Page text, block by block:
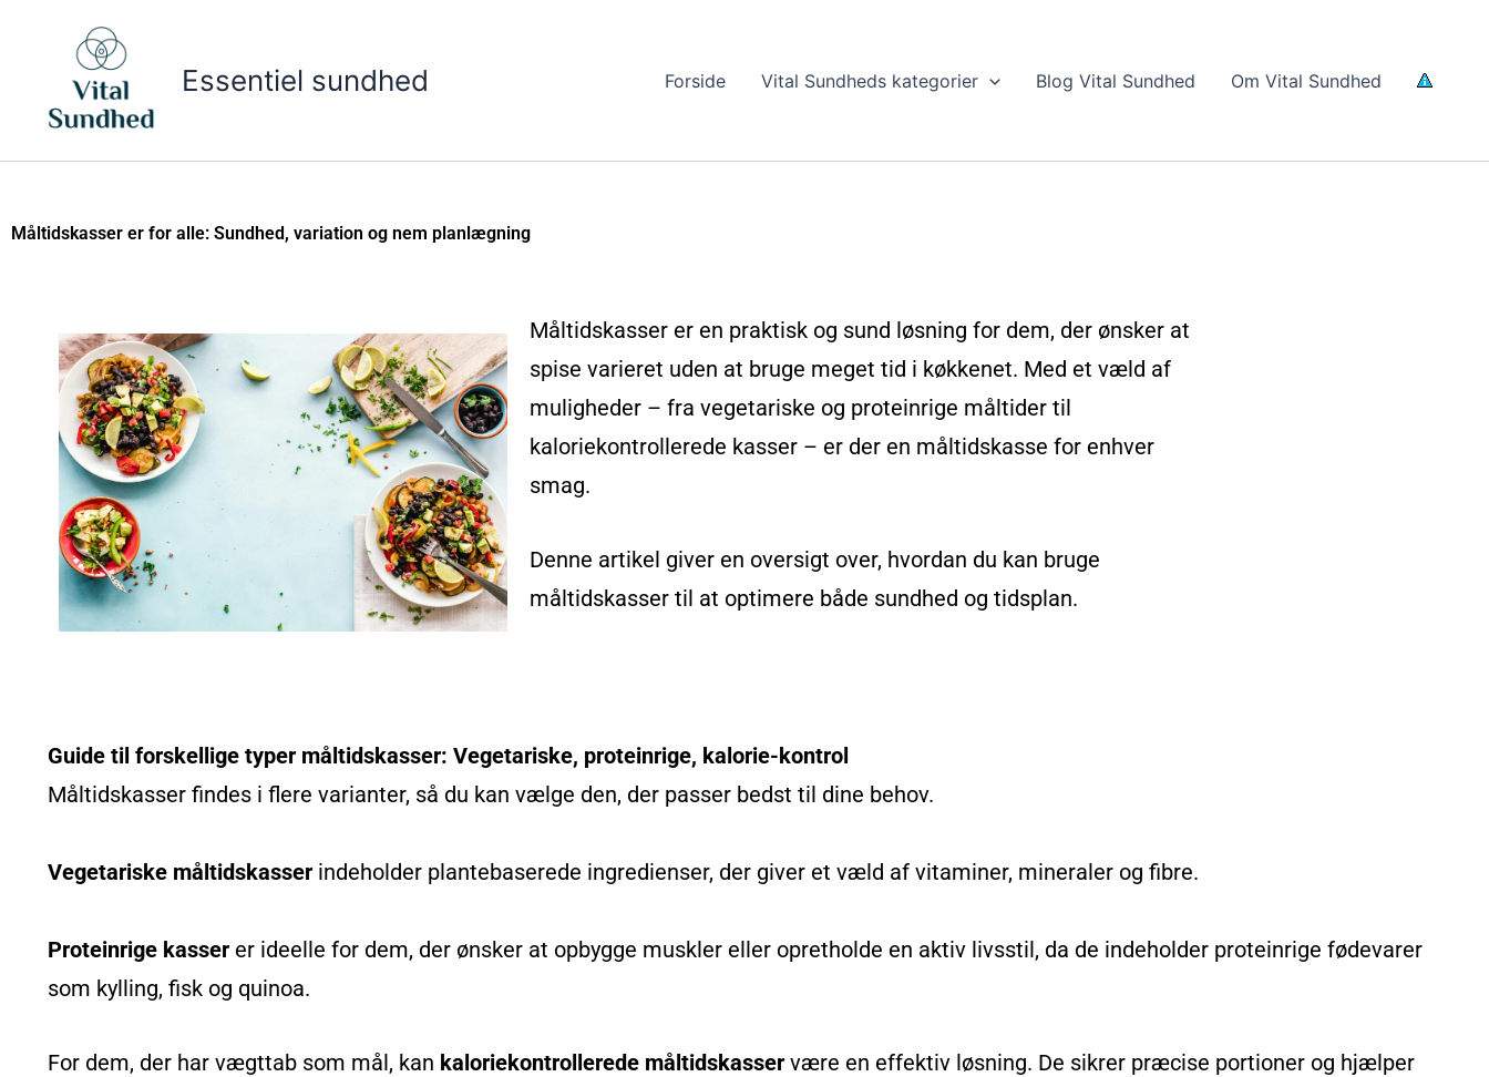
Essentiel sundhed Forside Vital Sundheds kategorier Blog Vital Sundhed Om Vital Sundhed
Måltidskasser er for alle: Sundhed, variation og nem planlægning
Måltidskasser er en praktisk og sund løsning for dem, der ønsker at
spise varieret uden at bruge meget tid i køkkenet. Med et væld af
muligheder – fra vegetariske og proteinrige måltider til
kaloriekontrollerede kasser – er der en måltidskasse for enhver
smag.
Denne artikel giver en oversigt over, hvordan du kan bruge
måltidskasser til at optimere både sundhed og tidsplan.
Guide til forskellige typer måltidskasser: Vegetariske, proteinrige, kalorie-kontrol
Måltidskasser findes i flere varianter, så du kan vælge den, der passer bedst til dine behov.
Vegetariske måltidskasser indeholder plantebaserede ingredienser, der giver et væld af vitaminer, mineraler og fibre.
Proteinrige kasser er ideelle for dem, der ønsker at opbygge muskler eller opretholde en aktiv livsstil, da de indeholder proteinrige fødevarer
som kylling, fisk og quinoa.
For dem, der har vægttab som mål, kan kaloriekontrollerede måltidskasser være en effektiv løsning. De sikrer præcise portioner og hjælper